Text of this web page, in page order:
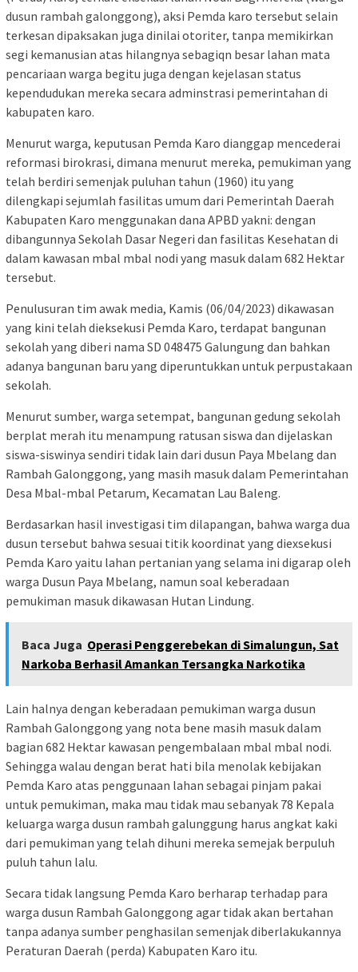
dusun rambah galonggong), aksi Pemda karo tersebut selain
terkesan dipaksakan juga dinilai otoriter, tanpa memikirkan
segi kemanusian atas hilangnya sebagiqn besar lahan mata
pencariaan warga begitu juga dengan kejelasan status
kependudukan mereka secara adminstrasi pemerintahan di
kabupaten karo.
Menurut warga, keputusan Pemda Karo dianggap mencederai
reformasi birokrasi, dimana menurut mereka, pemukiman yang
telah berdiri semenjak puluhan tahun (1960) itu yang
dilengkapi sejumlah fasilitas umum dari Pemerintah Daerah
Kabupaten Karo menggunakan dana APBD yakni: dengan
dibangunnya Sekolah Dasar Negeri dan fasilitas Kesehatan di
dalam kawasan mbal mbal nodi yang masuk dalam 682 Hektar
tersebut.
Penulusuran tim awak media, Kamis (06/04/2023) dikawasan
yang kini telah dieksekusi Pemda Karo, terdapat bangunan
sekolah yang diberi nama SD 048475 Galungung dan bahkan
adanya bangunan baru yang diperuntukkan untuk perpustakaan
sekolah.
Menurut sumber, warga setempat, bangunan gedung sekolah
berplat merah itu menampung ratusan siswa dan dijelaskan
siswa-siswinya sendiri tidak lain dari dusun Paya Mbelang dan
Rambah Galonggong, yang masih masuk dalam Pemerintahan
Desa Mbal-mbal Petarum, Kecamatan Lau Baleng.
Berdasarkan hasil investigasi tim dilapangan, bahwa warga dua
dusun tersebut bahwa sesuai titik koordinat yang diexsekusi
Pemda Karo yaitu lahan pertanian yang selama ini digarap oleh
warga Dusun Paya Mbelang, namun soal keberadaan
pemukiman masuk dikawasan Hutan Lindung.
Baca Juga Operasi Penggerebekan di Simalungun, Sat
Narkoba Berhasil Amankan Tersangka Narkotika
Lain halnya dengan keberadaan pemukiman warga dusun
Rambah Galonggong yang nota bene masih masuk dalam
bagian 682 Hektar kawasan pengembalaan mbal mbal nodi.
Sehingga walau dengan berat hati bila menolak kebijakan
Pemda Karo atas penggunaan lahan sebagai pinjam pakai
untuk pemukiman, maka mau tidak mau sebanyak 78 Kepala
keluarga warga dusun rambah galunggung harus angkat kaki
dari pemukiman yang telah dihuni mereka semejak berpuluh
puluh tahun lalu.
Secara tidak langsung Pemda Karo berharap terhadap para
warga dusun Rambah Galonggong agar tidak akan bertahan
tanpa adanya sumber penghasilan semenjak diberlakukannya
Peraturan Daerah (perda) Kabupaten Karo itu.